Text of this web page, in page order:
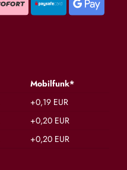
Mobilfunk*
+0,19 EUR
+0,20 EUR
+0,20 EUR